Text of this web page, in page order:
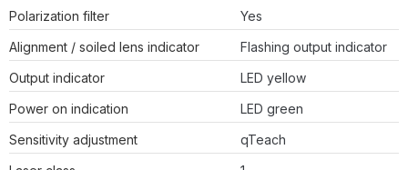
Polarization filter
Yes
Alignment / soiled lens indicator
Flashing output indicator
Output indicator
LED yellow
Power on indication
LED green
Sensitivity adjustment
qTeach